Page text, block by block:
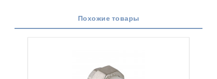
Похожие товары